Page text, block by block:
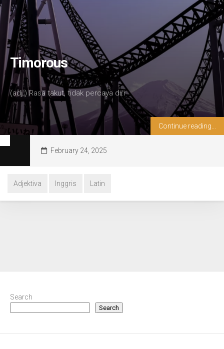
Timorous
(adj.) Rasa takut, tidak percaya diri
Continue reading...
February 24, 2025
Adjektiva Inggris Latin
Search
Search